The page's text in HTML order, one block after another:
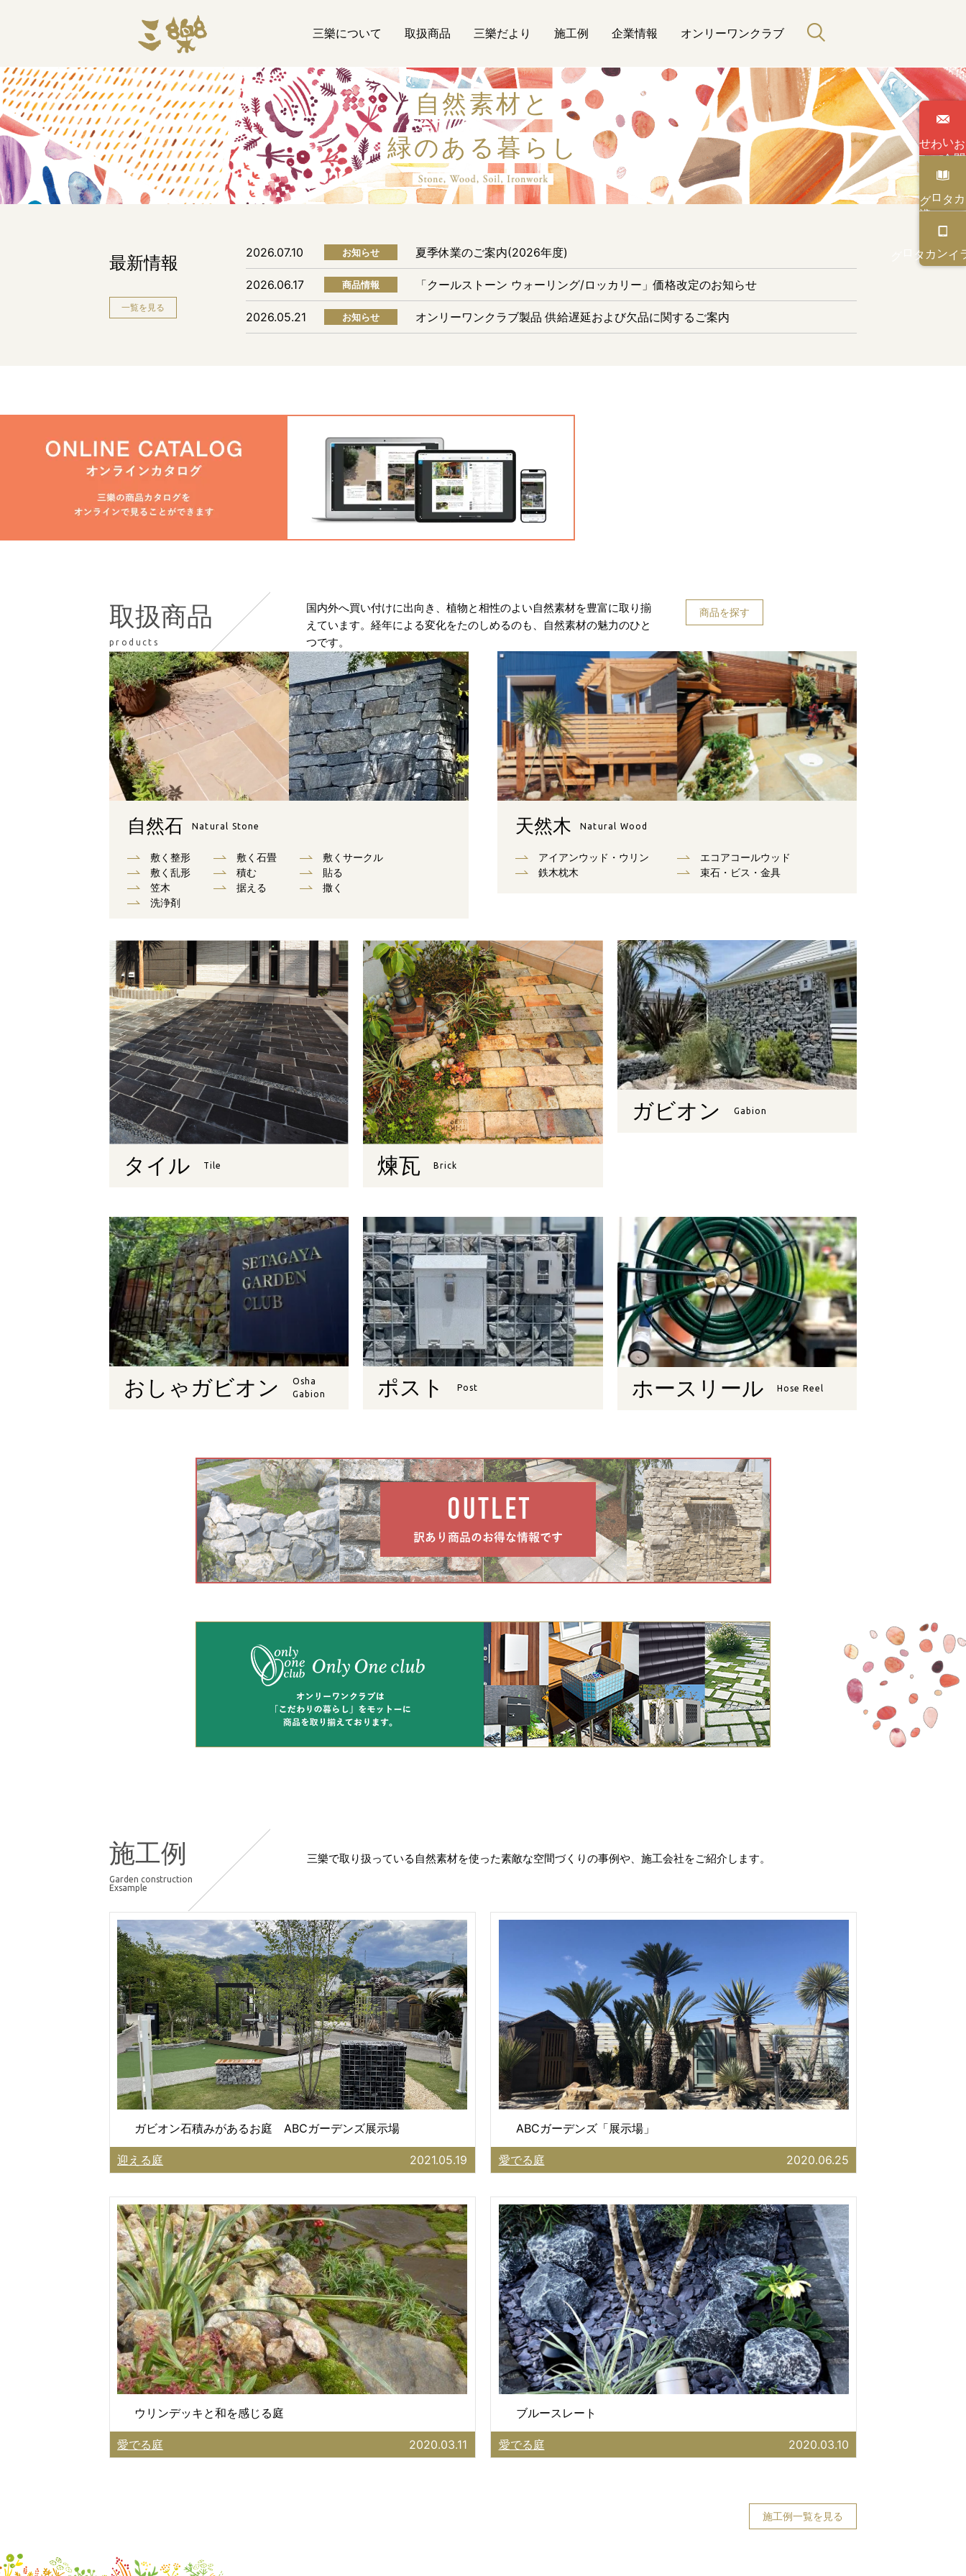
い
わせ
カタログ
オンライン
三樂について 取扱商品 三樂だより 施工例 企業情報 オンリーワンクラブ
自然素材と
緑のある暮らし
最新情報
一覧を見る
2026.07.10 お知らせ 夏季休業のご案内(2026年度)
2026.06.17 商品情報 「クールストーン ウォーリング/ロッカリー」価格改定のお知らせ
2026.05.21 お知らせ オンリーワンクラブ製品 供給遅延および欠品に関するご案内
取扱商品
products
国内外へ買い付けに出向き、植物と相性のよい自然素材を豊富に取り揃
えています。経年による変化をたのしめるのも、自然素材の魅力のひと
つです。
商品を探す
自然石 Natural Stone
敷く整形 敷く石畳
敷くサークル
敷く乱形
積む
貼る
笠木
据える
撒く
洗浄剤
天然木 Natural Wood
アイアンウッド・ウリン
エコアコールウッド
鉄木枕木
束⽯・ビス・⾦具
タイル Tile 煉瓦 Brick
ガビオン Gabion
おしゃガビオン
Osha
Gabion
ポスト Post ホースリール Hose Reel
施工例
Garden construction
Exsample
三樂で取り扱っている自然素材を使った素敵な空間づくりの事例や、施工会社をご紹介します。
ガビオン石積みがあるお庭 ABCガーデンズ展示場
迎える庭 2021.05.19
ABCガーデンズ「展示場」
愛でる庭 2020.06.25
ウリンデッキと和を感じる庭
愛でる庭 2020.03.11
ブルースレート
愛でる庭 2020.03.10
施工例一覧を見る